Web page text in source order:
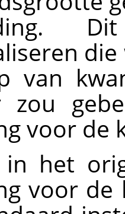
van
zou
voor de
het
voor